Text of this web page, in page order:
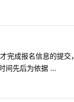
成报名信息的提交
间先后为依据 ...